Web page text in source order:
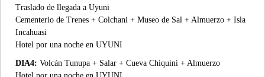
Traslado de llegada a Uyuni
Cementerio de Trenes + Colchani + Museo de Sal + Almuerzo + Isla
Incahuasi
Hotel por una noche en UYUNI
DIA4: Volcán Tunupa + Salar + Cueva Chiquini + Almuerzo